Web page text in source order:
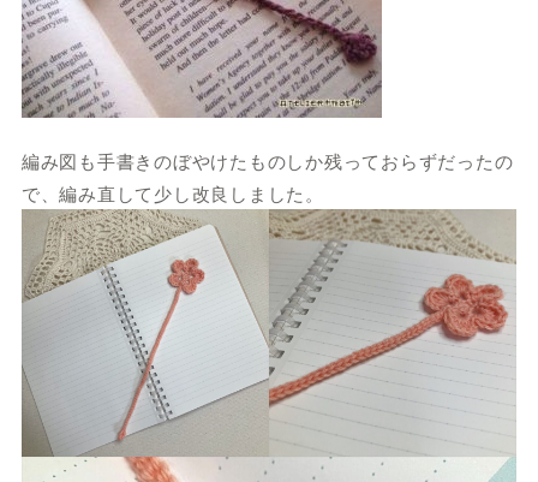
編み図も手書きのぼやけたものしか残っておらずだったの
で、編み直して少し改良しました。